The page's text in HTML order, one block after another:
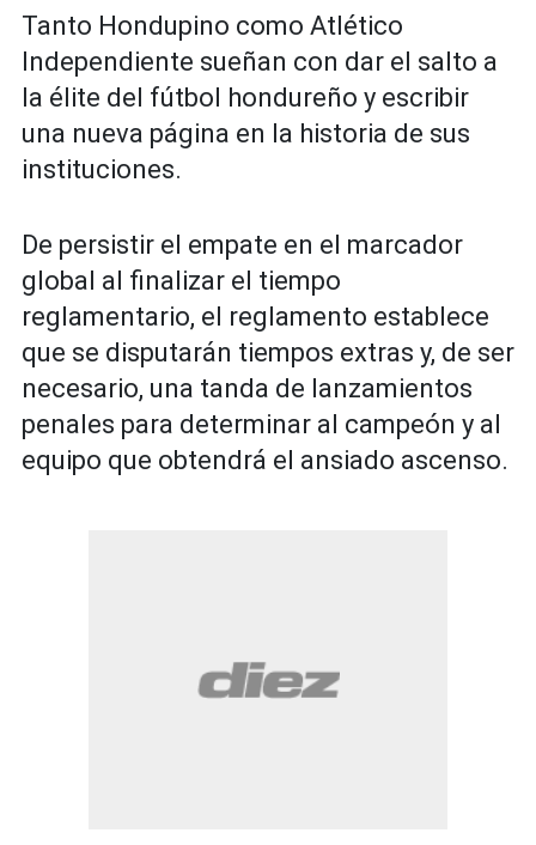
Tanto Hondupino como Atlético
Independiente sueñan con dar el salto a
la élite del fútbol hondureño y escribir
una nueva página en la historia de sus
instituciones.
De persistir el empate en el marcador
global al finalizar el tiempo
reglamentario, el reglamento establece
que se disputarán tiempos extras y, de ser
necesario, una tanda de lanzamientos
penales para determinar al campeón y al
equipo que obtendrá el ansiado ascenso.